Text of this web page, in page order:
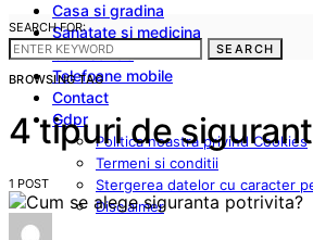
Casa si gradina
Sanatate si medicina
Cum sa fac
Telefoane mobile
Contact
Gdpr
Politica noastra privind Cookies
Termeni si conditii
Stergerea datelor cu caracter
Disclaimer
SEARCH FOR:
SEARCH
BROWSING TAG
4 tipuri de
1 POST